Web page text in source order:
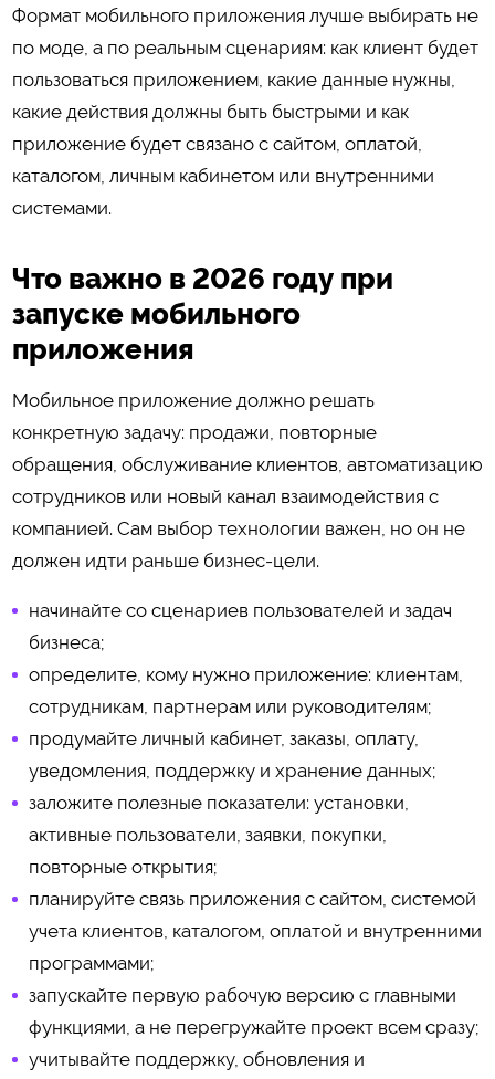
Формат мобильного приложения лучше выбирать не
по моде, а по реальным сценариям: как клиент будет
пользоваться приложением, какие данные нужны,
какие действия должны быть быстрыми и как
приложение будет связано с сайтом, оплатой,
каталогом, личным кабинетом или внутренними
системами.
Что важно в 2026 году при
запуске мобильного
приложения
Мобильное приложение должно решать
конкретную задачу: продажи, повторные
обращения, обслуживание клиентов, автоматизацию
сотрудников или новый канал взаимодействия с
компанией. Сам выбор технологии важен, но он не
должен идти раньше бизнес-цели.
начинайте со сценариев пользователей и задач
бизнеса;
определите, кому нужно приложение: клиентам,
сотрудникам, партнерам или руководителям;
продумайте личный кабинет, заказы, оплату,
уведомления, поддержку и хранение данных;
заложите полезные показатели: установки,
активные пользователи, заявки, покупки,
повторные открытия;
планируйте связь приложения с сайтом, системой
учета клиентов, каталогом, оплатой и внутренними
программами;
запускайте первую рабочую версию с главными
функциями, а не перегружайте проект всем сразу;
учитывайте поддержку, обновления и